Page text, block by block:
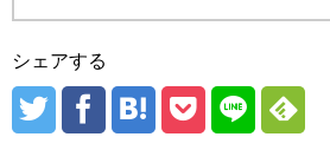
シェアする